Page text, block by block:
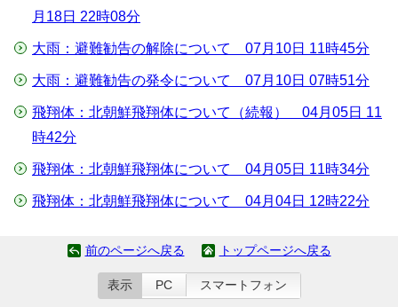
月18日 22時08分
大雨：避難勧告の解除について 07月10日 11時45分
大雨：避難勧告の発令について 07月10日 07時51分
飛翔体：北朝鮮飛翔体について（続報） 04月05日 11
時42分
飛翔体：北朝鮮飛翔体について 04月05日 11時34分
飛翔体：北朝鮮飛翔体について 04月04日 12時22分
前のページへ戻る トップページへ戻る
表示 PC スマートフォン